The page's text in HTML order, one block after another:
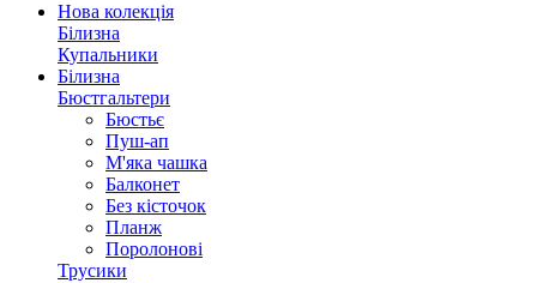
Нова колекція
Білизна
Купальники
Білизна
Бюстгальтери
Бюстьє
Пуш-ап
М'яка чашка
Балконет
Без кісточок
Планж
Поролонові
Трусики